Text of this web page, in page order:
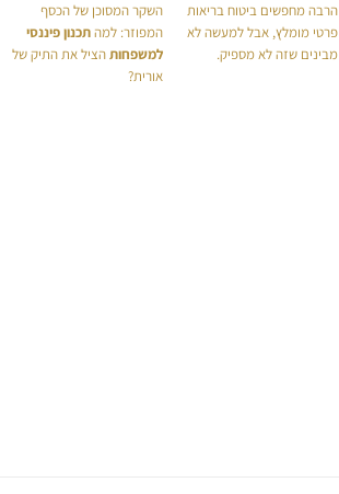
הרבה מחפשים ביטוח בריאות
פרטי מומלץ, אבל למעשה לא
מבינים שזה לא מספיק.
השקר המסוכן של הכסף
המפוזר: למהתכנון פיננסי
למשפחותהציל את התיק של
אורית?